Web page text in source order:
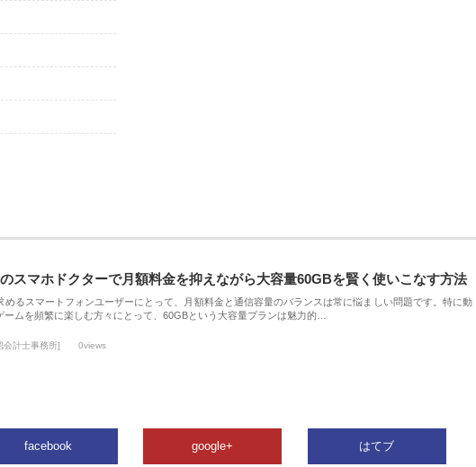
スマホドクターで月額料金を抑えながら大容量60GBを賢く使いこなす方法
めるスマートフォンユーザーにとって、月額料金と通信容量のバランスは常に悩ましい問題です。特に動
ームを頻繁に楽しむ方々にとって、60GBという大容量プランは魅力的…
会計士事務所] 0views
facebook google+ はてブ